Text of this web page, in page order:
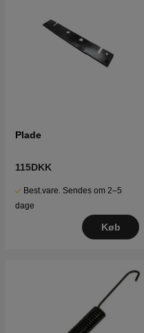
Plade
115DKK
Best.vare. Sendes om 2–5
dage
Køb